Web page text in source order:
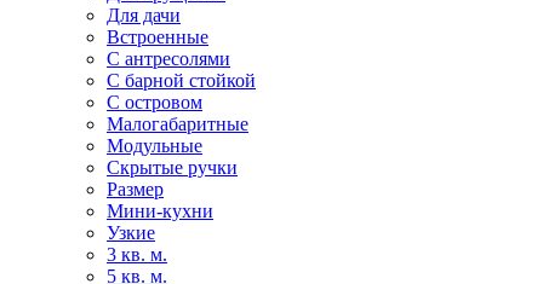
Для дачи
Встроенные
С антресолями
С барной стойкой
С островом
Малогабаритные
Модульные
Скрытые ручки
Размер
Мини-кухни
Узкие
3 кв. м.
5 кв. м.